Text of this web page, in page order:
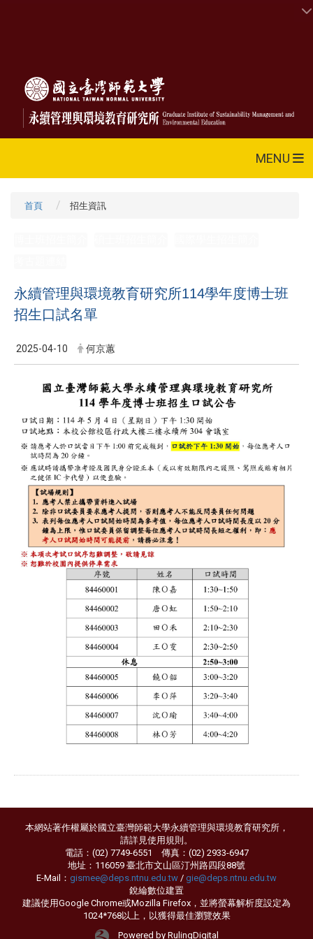
MENU
首頁 招生資訊
永續管理與環境教育研究所114學年度博士班
招生口試名單
2025-04-10 何京蕙
本網站著作權屬於國立臺灣師範大學永續管理與環境教育研究所，
請詳見 使用規則 。
電話：(02) 7749-6551 傳真：(02) 2933-6947
地址：116059 臺北市文山區汀州路四段88號
E-Mail： gismee@deps.ntnu.edu.tw / gie@deps.ntnu.edu.tw
銳綸數位建置
建議使用Google Chrome或Mozilla Firefox，並將螢幕解析度設定為
1024*768以上，以獲得最佳瀏覽效果
Powered by RulingDigital